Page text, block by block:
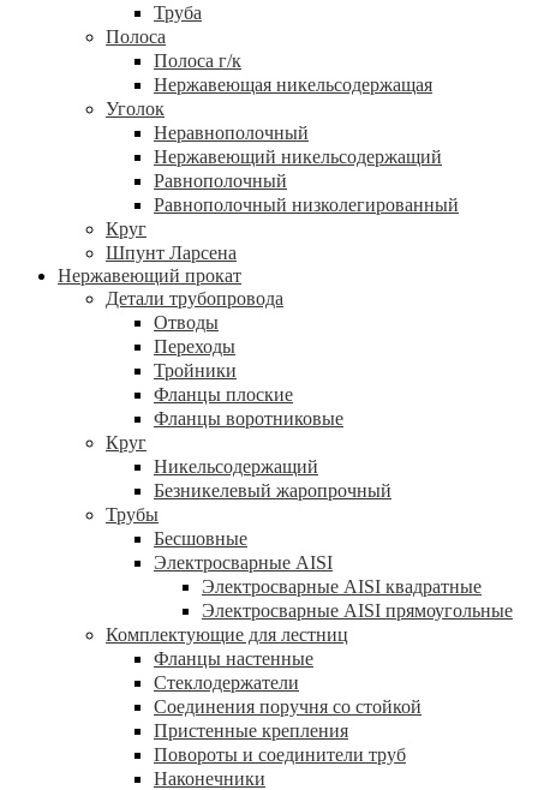
Труба
Полоса
Полоса г/к
Нержавеющая никельсодержащая
Уголок
Неравнополочный
Нержавеющий никельсодержащий
Равнополочный
Равнополочный низколегированный
Круг
Шпунт Ларсена
Нержавеющий прокат
Детали трубопровода
Отводы
Переходы
Тройники
Фланцы плоские
Фланцы воротниковые
Круг
Никельсодержащий
Безникелевый жаропрочный
Трубы
Бесшовные
Электросварные AISI
Электросварные AISI квадратные
Электросварные AISI прямоугольные
Комплектующие для лестниц
Фланцы настенные
Стеклодержатели
Соединения поручня со стойкой
Пристенные крепления
Повороты и соединители труб
Наконечники